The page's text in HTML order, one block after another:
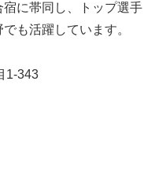
に帯同し、トップ選手
も活躍しています。
1-343